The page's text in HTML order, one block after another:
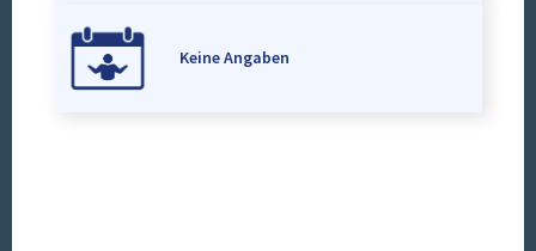
Keine Angaben